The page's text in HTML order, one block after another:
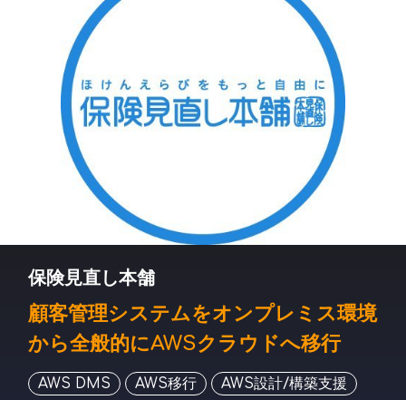
保険見直し本舗
顧客管理システムをオンプレミス環境
から全般的にAWSクラウドへ移行
AWS DMS AWS移行
AWS設計/構築支援